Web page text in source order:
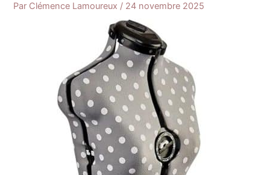
Par Clémence Lamoureux / 24 novembre 2025